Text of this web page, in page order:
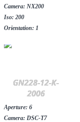
Camera: NX200
Iso: 200
Orientation: 1
GN228-12-K-
2006
Aperture: 6
Camera: DSC-T7